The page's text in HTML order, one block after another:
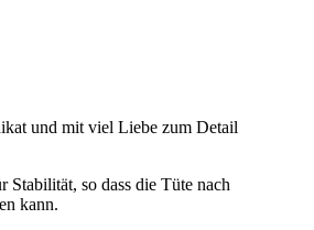
und mit viel Liebe zum Detail
Stabilität, so dass die Tüte nach
kann.